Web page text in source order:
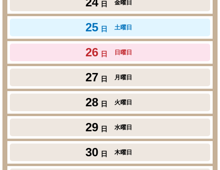
日 金曜日
25 日 土曜日
26 日 日曜日
27 日 月曜日
28 日 火曜日
29 日 水曜日
30 日 木曜日